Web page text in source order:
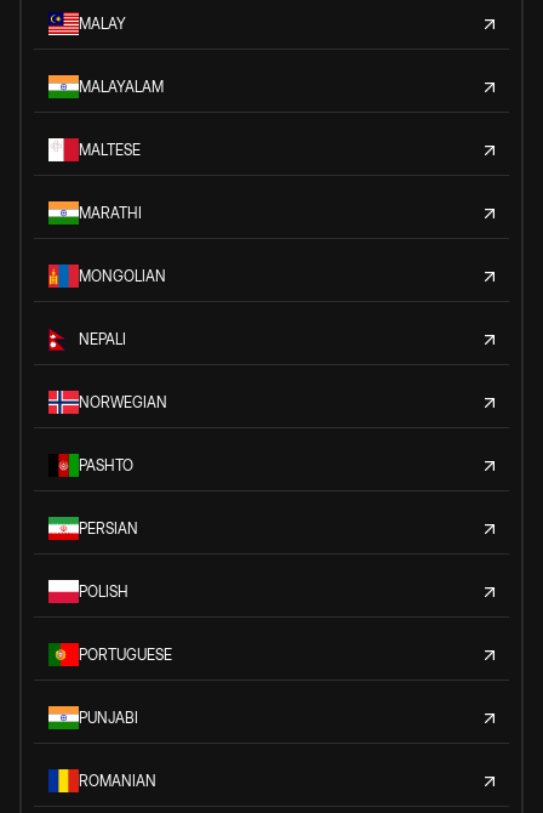
MALAY
MALAYALAM
MALTESE
MARATHI
MONGOLIAN
NEPALI
NORWEGIAN
PASHTO
PERSIAN
POLISH
PORTUGUESE
PUNJABI
ROMANIAN